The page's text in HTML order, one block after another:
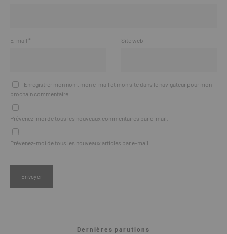
E-mail * Site web
Enregistrer mon nom, mon e-mail et mon site dans le navigateur pour mon
prochain commentaire.
Prévenez-moi de tous les nouveaux commentaires par e-mail.
Prévenez-moi de tous les nouveaux articles par e-mail.
Dernières parutions